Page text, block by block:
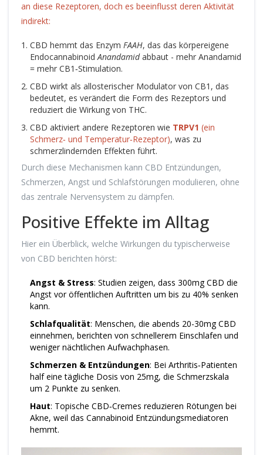
an diese Rezeptoren, doch es beeinflusst deren Aktivität
indirekt:
CBD hemmt das Enzym FAAH, das das körpereigene
EndocannabinoidAnandamidabbaut - mehr Anandamid
= mehr CB1‑Stimulation.
CBD wirkt als allosterischer Modulator von CB1, das
bedeutet, es verändert die Form des Rezeptors und
reduziert die Wirkung von THC.
CBD aktiviert andere Rezeptoren wie TRPV1 (ein
Schmerz‑ und Temperatur‑Rezeptor), was zu
schmerzlindernden Effekten führt.
Durch diese Mechanismen kann CBD Entzündungen,
Schmerzen, Angst und Schlafstörungen modulieren, ohne
das zentrale Nervensystem zu dämpfen.
Positive Effekte im Alltag
Hier ein Überblick, welche Wirkungen du typischerweise
von CBD berichten hörst:
Angst & Stress: Studien zeigen, dass 300mg CBD die
Angst vor öffentlichen Auftritten um bis zu 40% senken
kann.
Schlafqualität: Menschen, die abends 20-30mg CBD
einnehmen, berichten von schnellerem Einschlafen und
weniger nächtlichen Aufwachphasen.
Schmerzen & Entzündungen: Bei Arthritis‑Patienten
half eine tägliche Dosis von 25mg, die Schmerzskala
um 2 Punkte zu senken.
Haut: Topische CBD‑Cremes reduzieren Rötungen bei
Akne, weil das Cannabinoid Entzündungsmediatoren
hemmt.